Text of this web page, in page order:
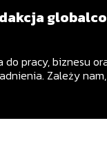
pracy, biznesu
Zależy